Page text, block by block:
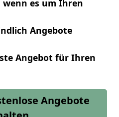
es um Ihren
Angebote
Angebot für Ihren
Angebote